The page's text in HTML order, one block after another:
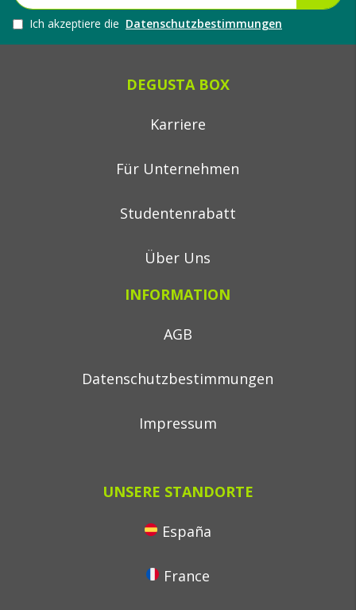
Ich akzeptiere die Datenschutzbestimmungen
DEGUSTA BOX
Karriere
Für Unternehmen
Studentenrabatt
Über Uns
INFORMATION
AGB
Datenschutzbestimmungen
Impressum
UNSERE STANDORTE
España
France